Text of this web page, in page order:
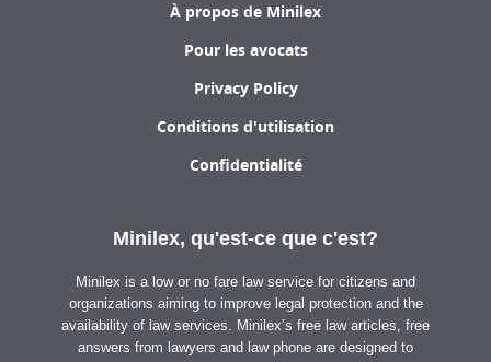
À propos de Minilex
Pour les avocats
Privacy Policy
Conditions d'utilisation
Confidentialité
Minilex, qu'est-ce que c'est?
Minilex is a low or no fare law service for citizens and
organizations aiming to improve legal protection and the
availability of law services. Minilex’s free law articles, free
answers from lawyers and law phone are designed to